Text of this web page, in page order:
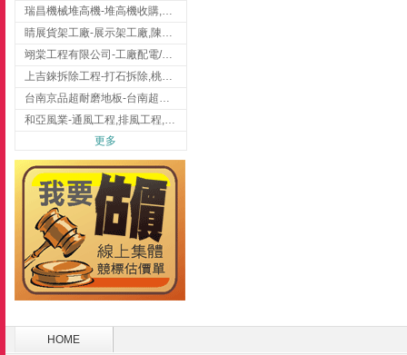
瑞昌機械堆高機-堆高機收購,新北市堆高機,桃園堆高機
睛展貨架工廠-展示架工廠,陳列架,台中展示架工廠
翊棠工程有限公司-工廠配電/高雄消防機電公司
上吉錸拆除工程-打石拆除,桃園打石拆除,桃園拆除工程
台南京品超耐磨地板-台南超耐磨地板
和亞風業-通風工程,排風工程,彰化通風工程,彰化排風工程
更多
HOME